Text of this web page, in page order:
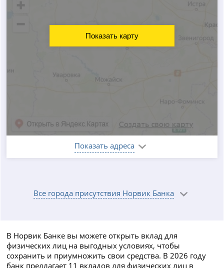
Показать адреса
Показать карту
Все города присутствия Норвик Банка
В Норвик Банке вы можете открыть вклад для
физических лиц на выгодных условиях, чтобы
сохранить и приумножить свои средства. В 2026 году
банк предлагает 11 вкладов для физических лиц в